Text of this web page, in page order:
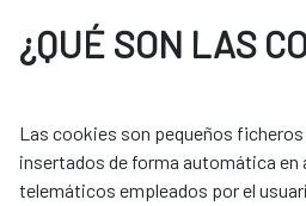
¿QUÉ SON LAS
Las cookies son pequeños
insertados de forma automática
telemáticos empleados por el